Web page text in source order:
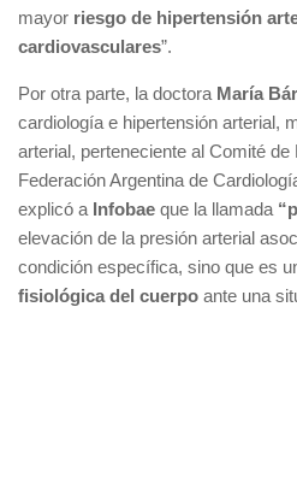
mayor riesgo de hipertensión
cardiovasculares”.
Por otra parte, la doctora María
cardiología e hipertensión arterial,
arterial, perteneciente al Comité
Federación Argentina de
explicó a Infobae que la llamada
elevación de la presión arterial
condición específica, sino que es
fisiológica del cuerpo ante una